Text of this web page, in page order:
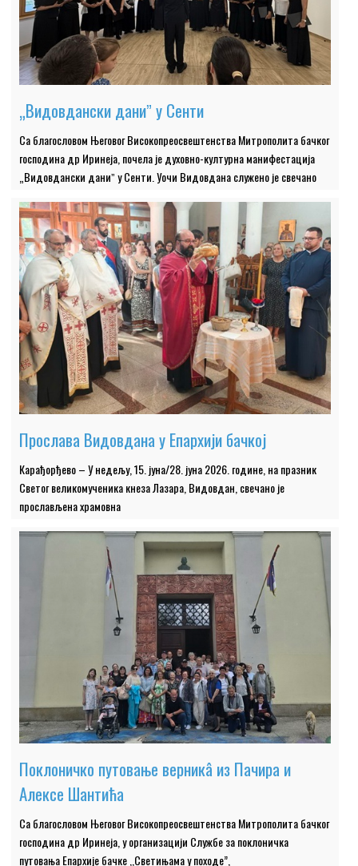
„Видовдански даниˮ у Сенти
Са благословом Његовог Високопреосвештенства Митрополита бачког
господина др Иринеја, почела је духовно-културна манифестација
„Видовдански даниˮ у Сенти. Уочи Видовдана служено је свечано
Прослава Видовдана у Епархији бачкој
Карађорђево – У недељу, 15. јуна/28. јуна 2026. године, на празник
Светог великомученика кнеза Лазара, Видовдан, свечано је
прослављена храмовна
Поклоничко путовање верникâ из Пачира и
Алексе Шантића
Са благословом Његовог Високопреосвештенства Митрополита бачког
господина др Иринеја, у организацији Службе за поклоничка
путовања Епархије бачке ,,Светињама у походе”,